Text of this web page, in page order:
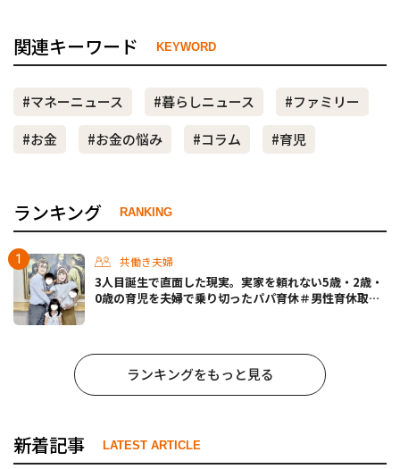
関連キーワード KEYWORD
#マネーニュース #暮らしニュース
#ファミリー
#お金
#お金の悩み #コラム #育児
ランキング RANKING
共働き夫婦
3人目誕生で直面した現実。実家を頼れない5歳・2歳・
0歳の育児を夫婦で乗り切ったパパ育休＃男性育休取っ
ランキングをもっと見る
新着記事 LATEST ARTICLE